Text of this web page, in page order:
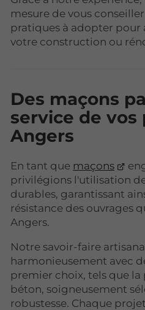
mesure de vous
pratiques à adopter pour
votre construction ou
Des maçons
service de vos
Angers
En tant que maçons
privilégions l'utilisation
durables, garantissant
résistance des ouvrages
Angers.
Notre savoir-faire
harmonieusement avec
premier choix, tels que
béton, soigneusement
robustesse. Chaque